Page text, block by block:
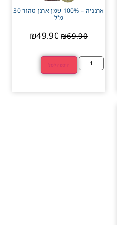
ארגניה – 100% שמן ארגן טהור 30
מ"ל
₪69.90
₪49.90
הוספה לסל